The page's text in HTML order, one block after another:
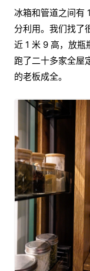
冰箱和管道之间有
分利用。我们找了
近 1 米 9 高，放瓶
跑了二十多家全屋
的老板成全。